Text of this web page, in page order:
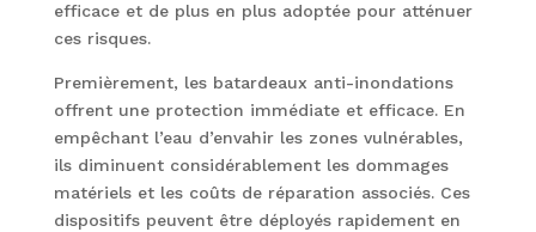
efficace et de plus en plus adoptée pour atténuer
ces risques.
Premièrement, les batardeaux anti-inondations
offrent une protection immédiate et efficace. En
empêchant l’eau d’envahir les zones vulnérables,
ils diminuent considérablement les dommages
matériels et les coûts de réparation associés. Ces
dispositifs peuvent être déployés rapidement en